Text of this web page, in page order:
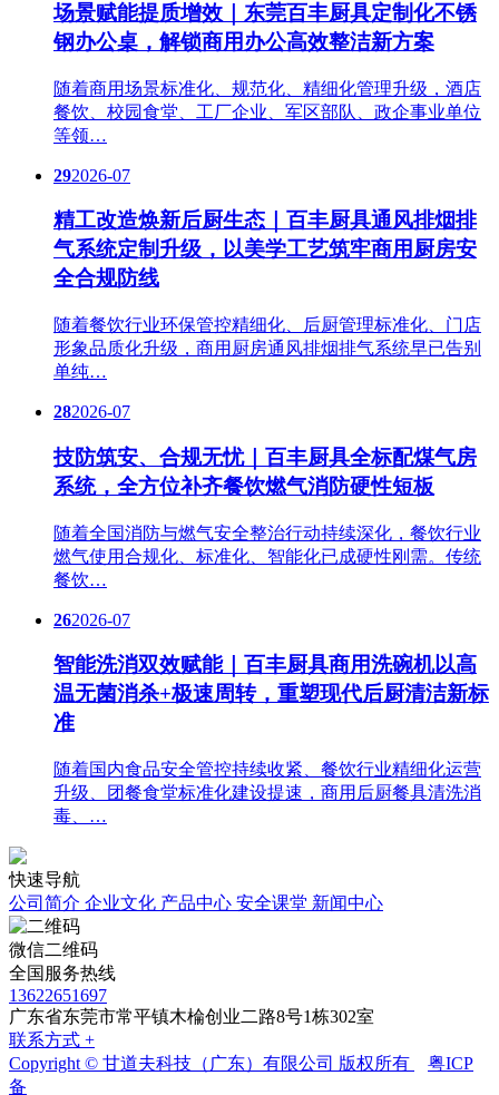
场景赋能提质增效｜东莞百丰厨具定制化不锈
钢办公桌，解锁商用办公高效整洁新方案
随着商用场景标准化、规范化、精细化管理升级，酒店
餐饮、校园食堂、工厂企业、军区部队、政企事业单位
等领…
292026-07
精工改造焕新后厨生态｜百丰厨具通风排烟排
气系统定制升级，以美学工艺筑牢商用厨房安
全合规防线
随着餐饮行业环保管控精细化、后厨管理标准化、门店
形象品质化升级，商用厨房通风排烟排气系统早已告别
单纯…
282026-07
技防筑安、合规无忧｜百丰厨具全标配煤气房
系统，全方位补齐餐饮燃气消防硬性短板
随着全国消防与燃气安全整治行动持续深化，餐饮行业
燃气使用合规化、标准化、智能化已成硬性刚需。传统
餐饮…
262026-07
智能洗消双效赋能｜百丰厨具商用洗碗机以高
温无菌消杀+极速周转，重塑现代后厨清洁新标
准
随着国内食品安全管控持续收紧、餐饮行业精细化运营
升级、团餐食堂标准化建设提速，商用后厨餐具清洗消
毒、…
快速导航
公司简介 企业文化 产品中心 安全课堂 新闻中心
微信二维码
全国服务热线
13622651697
广东省东莞市常平镇木棆创业二路8号1栋302室
联系方式 +
Copyright © 甘道夫科技（广东）有限公司 版权所有
粤ICP
备